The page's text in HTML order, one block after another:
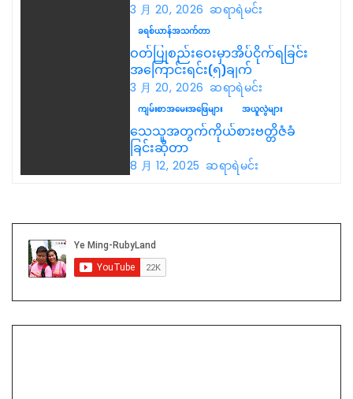
3 月 20, 2026 ဆရာရဲမင်း
ခရစ်ယာန်အသက်တာ
ဝတ်ပြုစည်းဝေးမှာအိပ်ငိုက်ရခြင်း
အကြောင်းရင်း(၅)ချက်
3 月 20, 2026 ဆရာရဲမင်း
ကျမ်းစာအမေးအဖြေများ အယူလွဲများ
သေသူအတွက်ကိုယ်စားဗတ္တိဇံခံ
ခြင်းဆိုတာ
8 月 12, 2025 ဆရာရဲမင်း